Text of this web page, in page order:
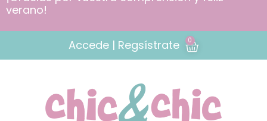
verano!
Accede | Regsístrate 0